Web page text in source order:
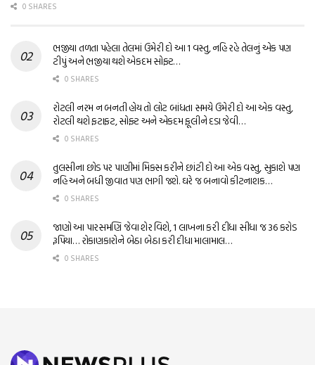
0 SHARES
ભજીયા તળતા પહેલા તેલમાં ઉમેરી દો આ 1 વસ્તુ, નહિ રહે તેલનું એક પણ
ટીપું અને ભજીયા થશે એકદમ સોફ્ટ…
0 SHARES
રોટલી નરમ ન બનતી હોય તો લોટ બાંધતા સમયે ઉમેરી દો આ એક વસ્તુ,
રોટલી થશે ફટાફટ, સોફ્ટ અને એકદમ ફૂલીને દડા જેવી…
0 SHARES
તુલસીના છોડ પર પાણીમાં મિક્સ કરીને છાંટી દો આ એક વસ્તુ, સુકાશે પણ
નહિ અને બધી જીવાત પણ ભાગી જશે. ઘરે જ બનાવો કીટનાશક…
0 SHARES
જાણો આ પારસમણિ જેવા શેર વિશે, 1 લાખના કરી દીધા સીધા જ 36 કરોડ
રૂપિયા… રોકાણકારોને બેઠા બેઠા કરી દીધા માલામાલ…
0 SHARES